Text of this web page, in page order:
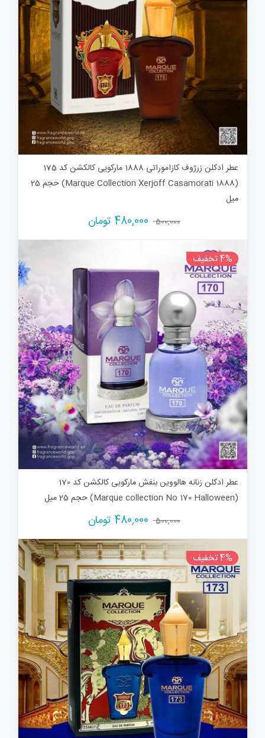
عطر ادکلن زرژوف کازاموراتی 1888 مارکویی کالکشن کد 175
(Marque Collection Xerjoff Casamorati 1888) حجم 25
میل
500,000 قیمت
480,000 تومان
4% تخفیف
عطر ادکلن زنانه هالووین بنفش مارکویی کالکشن کد 170
(Marque collection No 170 Halloween) حجم 25 میل
500,000 قیمت
500,000 تومان
بود.
480,000 تومان
480,000 تومان.
4% تخفیف